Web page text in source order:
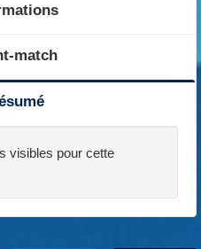
match
visibles pour cette